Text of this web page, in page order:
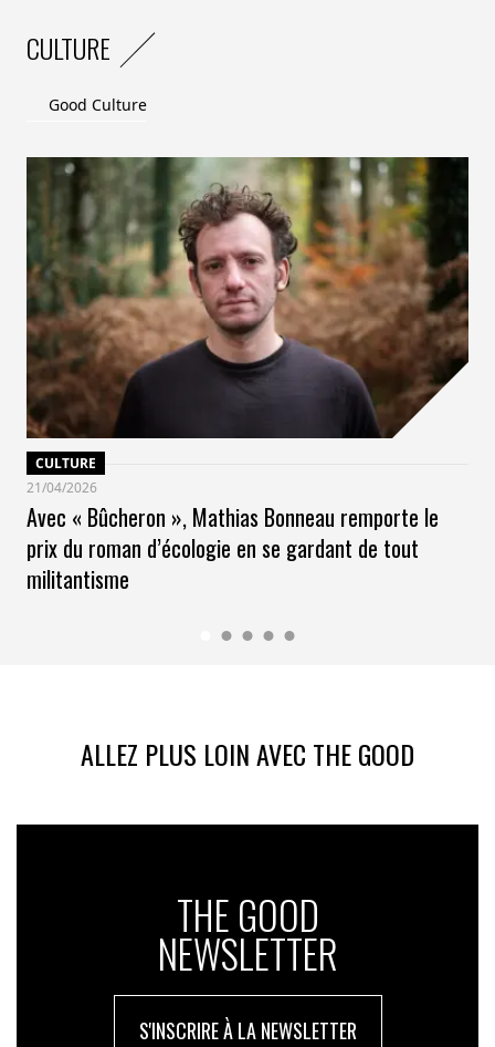
CULTURE
Good Culture
CULTURE
21/04/2026
Avec « Bûcheron », Mathias Bonneau remporte le
prix du roman d’écologie en se gardant de tout
militantisme
ALLEZ PLUS LOIN AVEC THE GOOD
THE GOOD
NEWSLETTER
S'INSCRIRE À LA NEWSLETTER